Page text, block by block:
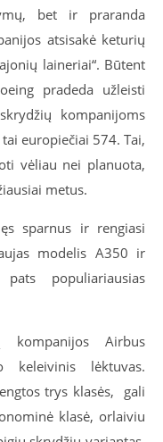
bet ir praranda
atsisakė keturių
laineriai“. Būtent
pradeda užleisti
kompanijoms
europiečiai 574. Tai,
vėliau nei planuota,
metus.
sparnus ir rengiasi
modelis А350 ir
populiariausias
Airbus
keleivinis lėktuvas.
trys klasės, gali
klasė, orlaiviu